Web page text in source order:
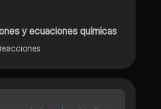
y ecuaciones químicas